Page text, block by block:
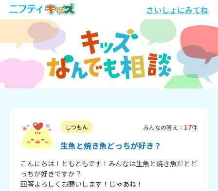
さいしょにみてね
しつもん みんなの答え： 17件
生魚と焼き魚どっちが好き？
こんにちは！ともともです！みんなは生魚と焼き魚だとど
っちが好きですか？
回答よろしくお願いします！じゃあね！